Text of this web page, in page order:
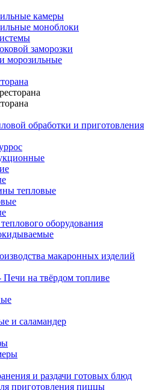
камеры
моноблоки
заморозки
морозильные
обработки и приготовления
тепловые
оборудования
макаронных изделий
на твёрдом топливе
и саламандер
и раздачи готовых блюд
приготовления пиццы